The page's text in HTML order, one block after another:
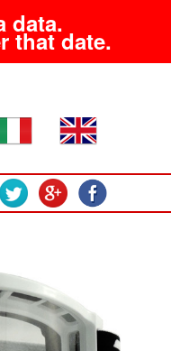
data.
that date.